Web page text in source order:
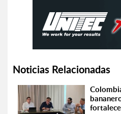
Noticias Relacionadas